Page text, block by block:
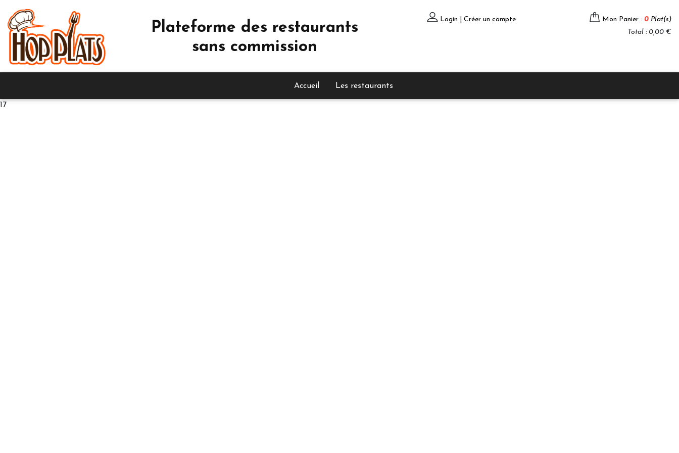
Plateforme des restaurants
sans commission
Login | Créer un compte Mon Panier : 0 Plat(s)
Total : 0,00 €
Accueil Les restaurants
17